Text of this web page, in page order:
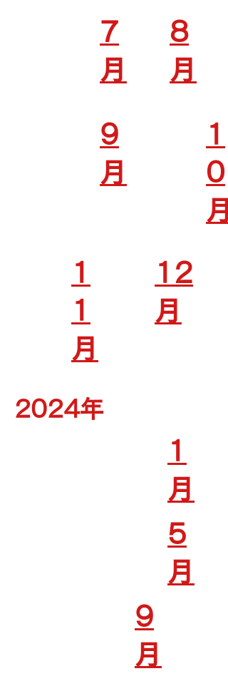
7
月
8
月
9
月
1
0
月
1
1
月
12
月
2024年
1
月
5
月
9
月